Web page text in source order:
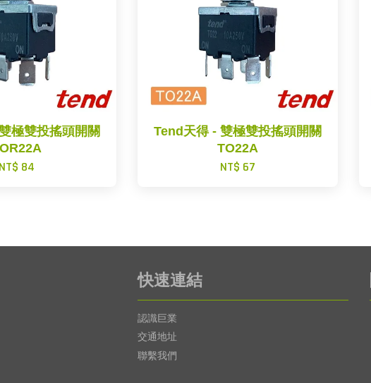
極雙投搖頭開關
NT$ 84
Tend天得 - 雙極雙投搖頭開關
TO22A
NT$ 67
快速連結
認識巨業
交通地址
聯繫我們